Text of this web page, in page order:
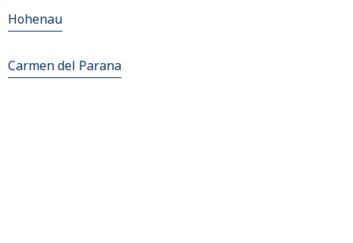
Hohenau
Carmen del Parana